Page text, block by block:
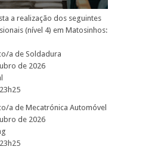
a realização dos seguintes
(nível 4) em Matosinhos:
a de Soldadura
de 2026
a de Mecatrónica Automóvel
de 2026